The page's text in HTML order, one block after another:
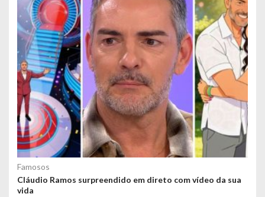
Famosos
Cláudio Ramos surpreendido em direto com vídeo da sua
vida